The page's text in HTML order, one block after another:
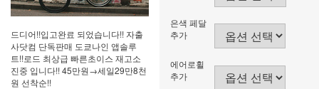
드디어!!입고완료 되었습니다!! 자출
사닷컴 단독판매 도쿄나인 앱솔루
트!!로드 최상급 빠른초이스 재고소
진중 입니다!! 45만원→세일29만8천
원 선착순!!
은색 페달
추가
에어로휠
추가